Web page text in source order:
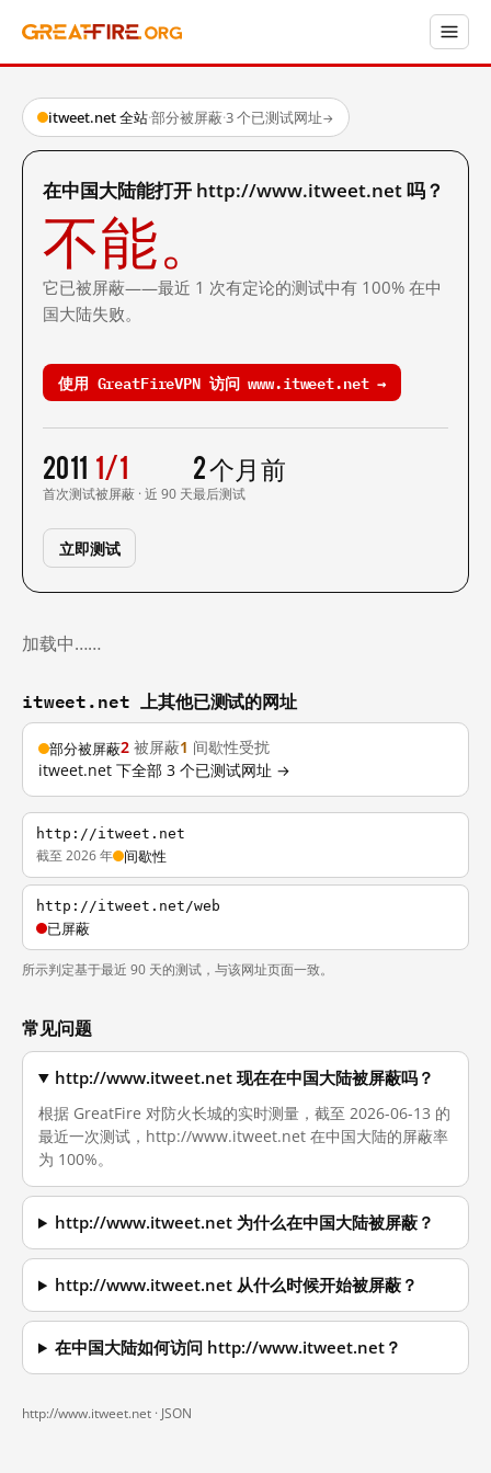
itweet.net 全站·部分被屏蔽·3 个已测试网址→
在中国大陆能打开 http://www.itweet.net 吗？
不能。
它已被屏蔽——最近 1 次有定论的测试中有 100% 在中
国大陆失败。
使用 GreatFireVPN 访问 www.itweet.net →
2011
首次测试
1/1
被屏蔽 · 近 90 天
2 个月前
最后测试
立即测试
加载中……
itweet.net 上其他已测试的网址
部分被屏蔽2 被屏蔽1 间歇性受扰
itweet.net 下全部 3 个已测试网址 →
http://itweet.net
截至 2026 年 间歇性
http://itweet.net/web
已屏蔽
所示判定基于最近 90 天的测试，与该网址页面一致。
常见问题
http://www.itweet.net 现在在中国大陆被屏蔽吗？
根据 GreatFire 对防火长城的实时测量，截至 2026-06-13 的
最近一次测试，http://www.itweet.net 在中国大陆的屏蔽率
为 100%。
http://www.itweet.net 为什么在中国大陆被屏蔽？
http://www.itweet.net 从什么时候开始被屏蔽？
在中国大陆如何访问 http://www.itweet.net？
http://www.itweet.net · JSON